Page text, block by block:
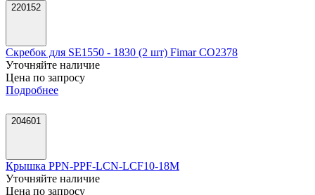
220152
Скребок для SE1550 - 1830 (2 шт) Fimar CO2378
Уточняйте наличие
Цена по запросу
Подробнее
204601
Крышка PPN-PPF-LCN-LCF10-18M
Уточняйте наличие
Цена по запросу